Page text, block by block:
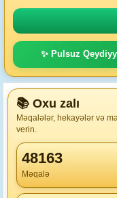
✨ Pulsuz
📚 Oxu zalı
Məqalələr, hekayələr və
verin.
48163
Məqalə